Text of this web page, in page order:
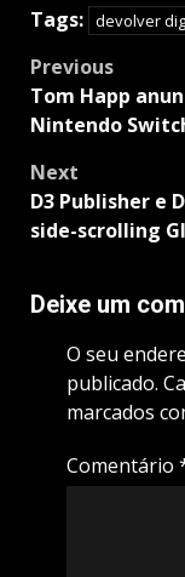
Tags: devolver
Post
Previous
Tom Happ
Nintendo
Next
D3 Publisher e
side-scrolling
Deixe um
O seu
publicado.
marcados
Comentário